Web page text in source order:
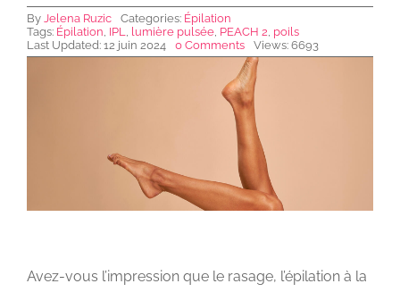
SKINCARE
By Jelena Ruzic Categories: Épilation
Tags: Épilation IPL lumière pulsée PEACH 2 poils
Last Updated: 12 juin 2024
0 Comments Views: 6693
Avez-vous l’impression que le rasage, l’épilation à la